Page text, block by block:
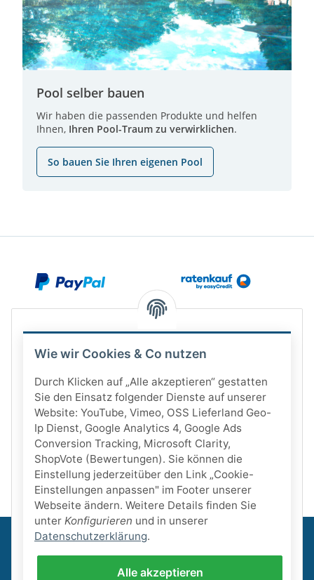
Pool selber bauen
Wir haben die passenden Produkte und helfen
Ihnen, Ihren Pool-Traum zu verwirklichen.
So bauen Sie Ihren eigenen Pool
Wie wir Cookies & Co nutzen
Durch Klicken auf „Alle akzeptieren“ gestatten
Sie den Einsatz folgender Dienste auf unserer
Website: YouTube, Vimeo, OSS Lieferland Geo-
Ip Dienst, Google Analytics 4, Google Ads
Conversion Tracking, Microsoft Clarity,
ShopVote (Bewertungen). Sie können die
Einstellung jederzeitüber den Link „Cookie-
Einstellungen anpassen" im Footer unserer
Webseite ändern. Weitere Details finden Sie
unter Konfigurieren und in unserer
Datenschutzerklärung.
Alle akzeptieren